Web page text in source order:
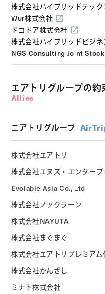
株式会社ハイブリッドテック
Wur株式会社
ドコドア株式会社
株式会社ハイブリッドビジ
NGS Consulting Joint
エアトリグループの約
Allies
エアトリグループ
株式会社エアトリ
株式会社エヌズ・エンター
Evolable Asia Co., Ltd
株式会社ノックラーン
株式会社NAYUTA
株式会社まぐまぐ
株式会社エアトリプレミアム
株式会社かんざし
ミナト株式会社